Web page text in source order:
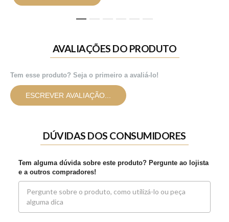
AVALIAÇÕES DO PRODUTO
Tem esse produto? Seja o primeiro a avaliá-lo!
ESCREVER AVALIAÇÃO...
DÚVIDAS DOS CONSUMIDORES
Tem alguma dúvida sobre este produto? Pergunte ao lojista
e a outros compradores!